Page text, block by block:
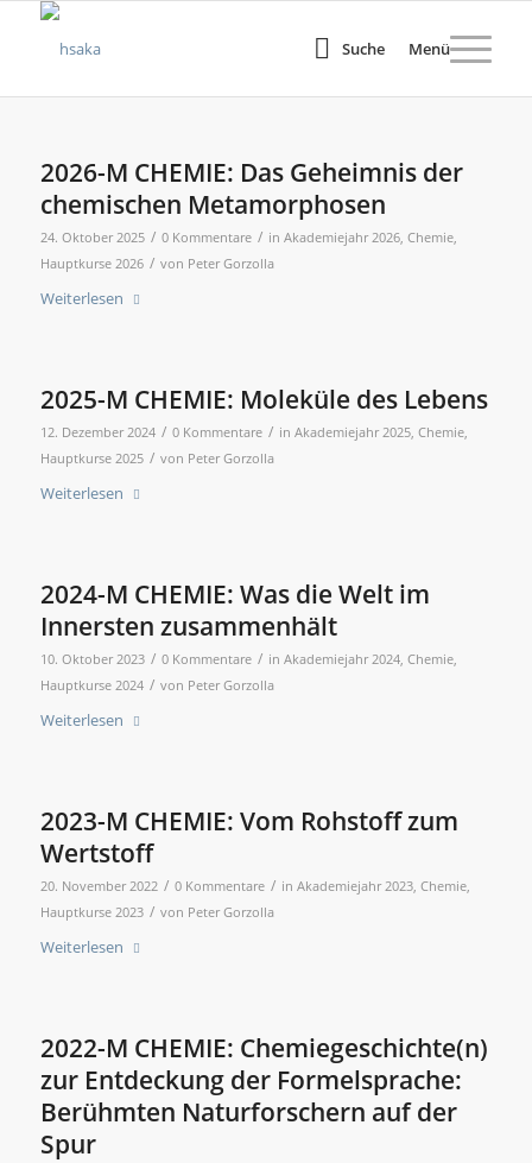
Suche Menü
2026-M CHEMIE: Das Geheimnis der
chemischen Metamorphosen
24. Oktober 2025 / 0 Kommentare / in Akademiejahr 2026, Chemie,
Hauptkurse 2026 / von Peter Gorzolla
Weiterlesen
2025-M CHEMIE: Moleküle des Lebens
12. Dezember 2024 / 0 Kommentare / in Akademiejahr 2025, Chemie,
Hauptkurse 2025 / von Peter Gorzolla
Weiterlesen
2024-M CHEMIE: Was die Welt im
Innersten zusammenhält
10. Oktober 2023 / 0 Kommentare / in Akademiejahr 2024, Chemie,
Hauptkurse 2024 / von Peter Gorzolla
Weiterlesen
2023-M CHEMIE: Vom Rohstoff zum
Wertstoff
20. November 2022 / 0 Kommentare / in Akademiejahr 2023, Chemie,
Hauptkurse 2023 / von Peter Gorzolla
Weiterlesen
2022-M CHEMIE: Chemiegeschichte(n)
zur Entdeckung der Formelsprache:
Berühmten Naturforschern auf der
Spur